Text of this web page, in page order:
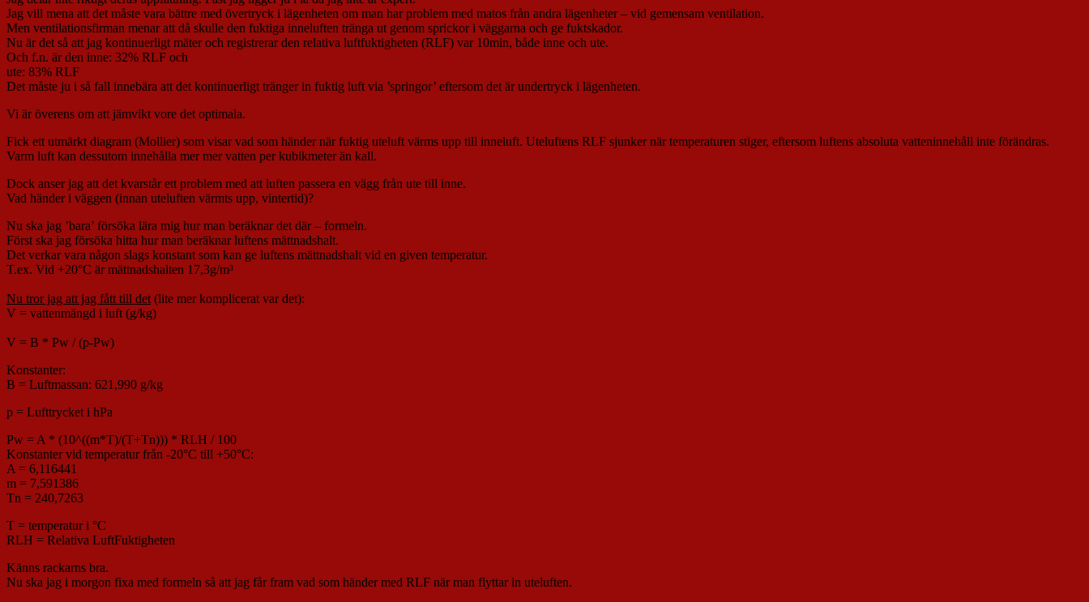
Jag vill mena att det måste vara bättre med övertryck i lägenheten om man har problem med matos från andra lägenheter – vid gemensam ventilation.
Men ventilationsfirman menar att då skulle den fuktiga inneluften tränga ut genom sprickor i väggarna och ge fuktskador.
Nu är det så att jag kontinuerligt mäter och registrerar den relativa luftfuktigheten (RLF) var 10min, både inne och ute.
Och f.n. är den inne: 32% RLF och
ute: 83% RLF
Det måste ju i så fall innebära att det kontinuerligt tränger in fuktig luft via ’springor’ eftersom det är undertryck i lägenheten.
Vi är överens om att jämvikt vore det optimala.
Fick ett utmärkt diagram (Mollier) som visar vad som händer när fuktig uteluft värms upp till inneluft. Uteluftens RLF sjunker när temperaturen stiger, eftersom luftens absoluta vatteninnehåll inte förändras.
Varm luft kan dessutom innehålla mer mer vatten per kubikmeter än kall.
Dock anser jag att det kvarstår ett problem med att luften passera en vägg från ute till inne.
Vad händer i väggen (innan uteluften värmts upp, vintertid)?
Nu ska jag ’bara’ försöka lära mig hur man beräknar det där – formeln.
Först ska jag försöka hitta hur man beräknar luftens mättnadshalt.
Det verkar vara någon slags konstant som kan ge luftens mättnadshalt vid en given temperatur.
T.ex. Vid +20°C är mättnadshalten 17,3g/m³
Nu tror jag att jag fått till det(lite mer komplicerat var det):
V = vattenmängd i luft (g/kg)
V = B * Pw / (p-Pw)
Konstanter:
B = Luftmassan: 621,990 g/kg
p = Lufttrycket i hPa
Pw = A * (10^((m*T)/(T+Tn))) * RLH / 100
Konstanter vid temperatur från -20°C till +50°C:
A = 6,116441
m = 7,591386
Tn = 240,7263
T = temperatur i °C
RLH = Relativa LuftFuktigheten
Känns rackarns bra.
Nu ska jag i morgon fixa med formeln så att jag får fram vad som händer med RLF när man flyttar in uteluften.